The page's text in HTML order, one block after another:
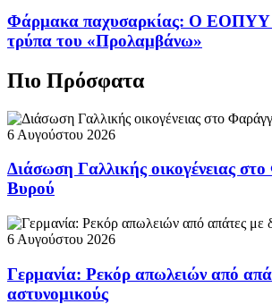
Φάρμακα παχυσαρκίας: Ο ΕΟΠΥΥ
τρύπα του «Προλαμβάνω»
Πιο Πρόσφατα
6 Αυγούστου 2026
Διάσωση Γαλλικής οικογένειας
Βυρού
6 Αυγούστου 2026
Γερμανία: Ρεκόρ απωλειών από
αστυνομικούς